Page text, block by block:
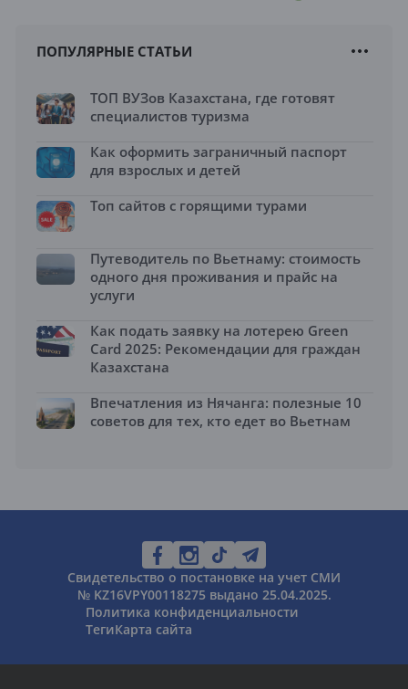
ПОПУЛЯРНЫЕ СТАТЬИ
ТОП ВУЗов Казахстана, где готовят
специалистов туризма
Как оформить заграничный паспорт
для взрослых и детей
Топ сайтов с горящими турами
Путеводитель по Вьетнаму: стоимость
одного дня проживания и прайс на
услуги
Как подать заявку на лотерею Green
Card 2025: Рекомендации для граждан
Казахстана
Впечатления из Нячанга: полезные 10
советов для тех, кто едет во Вьетнам
Свидетельство о постановке на учет СМИ
№ KZ16VPY00118275 выдано 25.04.2025.
Политика конфиденциальности
ТегиКарта сайта